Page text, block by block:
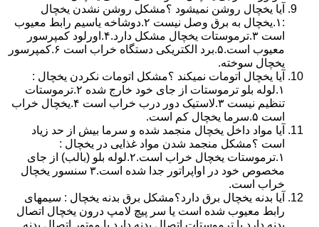
آیا یخچال روشن نمیشود ؟مشکل روشن نشدن یخچال
:۱.یخچال به برق وصل نیست ۲.دوشاخه یاسیم رابط معیوب
است ۳.ترموستات یخچال مشکل دارد.۴.اورلود کمپرسور
معیوب است.۵.برد الکتریکی دستگاه خراب است ۶.کمپرسور
یخچال سوخته.
آیا یخچال اتومات نمیکند ؟مشکل اتومات نکردن یخچال :
۱.لوله بلو ترموستات از جای خود خارج شده ۲.ترموستات
تنظیم نیست ۳.لاستیک دور درب خراب است ۴.یخچال خراب
است ۵.سرما یخچال کم است.
آیا مواد داخل یخچال منجمد شده و سرما بیش از حد زیاد
است ؟مشکل منجمد شدن مواد غذایی در یخچال :
۱.ترموستات یخچال خراب است.۲.لوله بلو (بالب) از جای
مخصوص خود در اواپراتور جدا شده است.۳ سنسور یخچال
خراب است.
آیا بدنه یخچال برق دارد؟مشکل برق بدنه یخچال : سیمهای
رابط معیوب شده است یا سر پیچ لامپ درون یخچال اتصال
بدنه دارد یا ترموستات اتصال بدنه دارد یا موتور اتصال بدنه